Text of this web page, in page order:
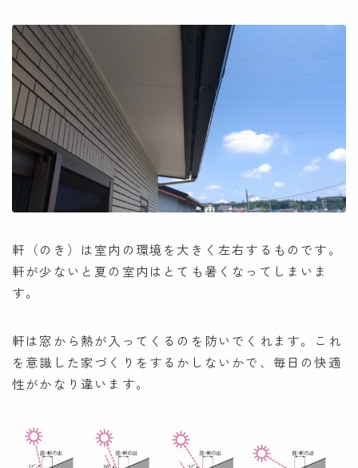
軒（のき）は室内の環境を大きく左右するものです。
軒が少ないと夏の室内はとても暑くなってしまいま
す。
軒は窓から熱が入ってくるのを防いでくれます。これ
を意識した家づくりをするかしないかで、毎日の快適
性がかなり違います。